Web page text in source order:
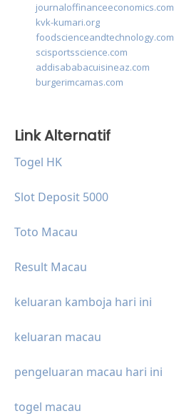
journaloffinanceeconomics.com
kvk-kumari.org
foodscienceandtechnology.com
scisportsscience.com
addisababacuisineaz.com
burgerimcamas.com
Link Alternatif
Togel HK
Slot Deposit 5000
Toto Macau
Result Macau
keluaran kamboja hari ini
keluaran macau
pengeluaran macau hari ini
togel macau